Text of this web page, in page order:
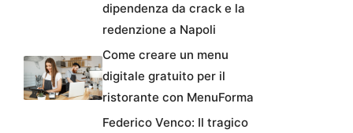
dipendenza da crack e la
redenzione a Napoli
Come creare un menu
digitale gratuito per il
ristorante con MenuForma
Federico Venco: Il tragico